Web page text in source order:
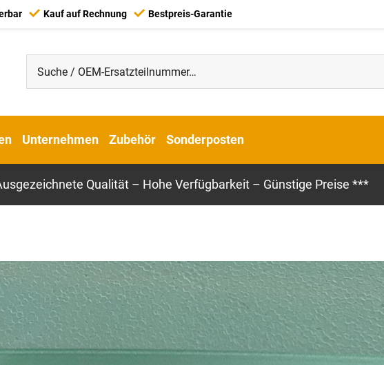
Kauf auf Rechnung Bestpreis-Garantie
Unternehmen Zubehör Sonderposten
Qualität – Hohe Verfügbarkeit – Günstige Preise ***